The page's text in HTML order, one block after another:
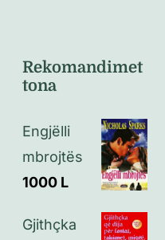
Politikat e kthimeve
Politikat e privatësisë
Rekomandimet
tona
Engjëlli
mbrojtës
1000 L
Gjithçka